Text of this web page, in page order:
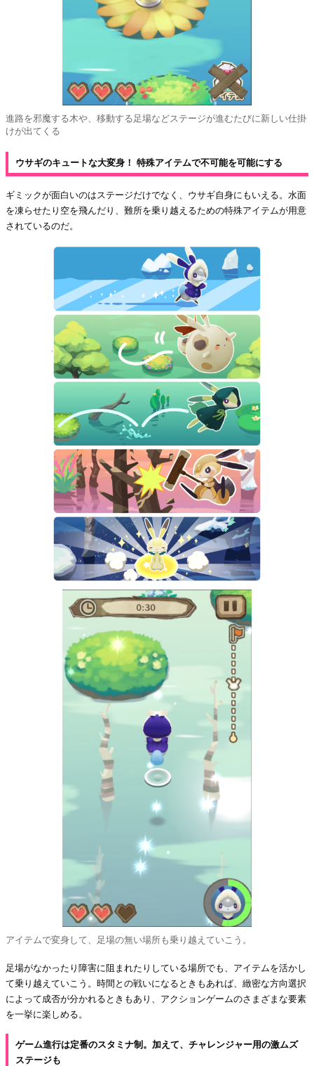
進路を邪魔する木や、移動する足場などステージが進むたびに新しい仕掛
けが出てくる
ウサギのキュートな大変身！ 特殊アイテムで不可能を可能にする
ギミックが面白いのはステージだけでなく、ウサギ自身にもいえる。水面
を凍らせたり空を飛んだり、難所を乗り越えるための特殊アイテムが用意
されているのだ。
アイテムで変身して、足場の無い場所も乗り越えていこう。
足場がなかったり障害に阻まれたりしている場所でも、アイテムを活かし
て乗り越えていこう。時間との戦いになるときもあれば、緻密な方向選択
によって成否が分かれるときもあり、アクションゲームのさまざまな要素
を一挙に楽しめる。
ゲーム進行は定番のスタミナ制。加えて、チャレンジャー用の激ムズ
ステージも